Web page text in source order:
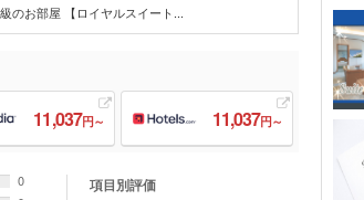
のお部屋 【ロイヤルスイート...
11,037円～ 11,037円～
0
項目別評価